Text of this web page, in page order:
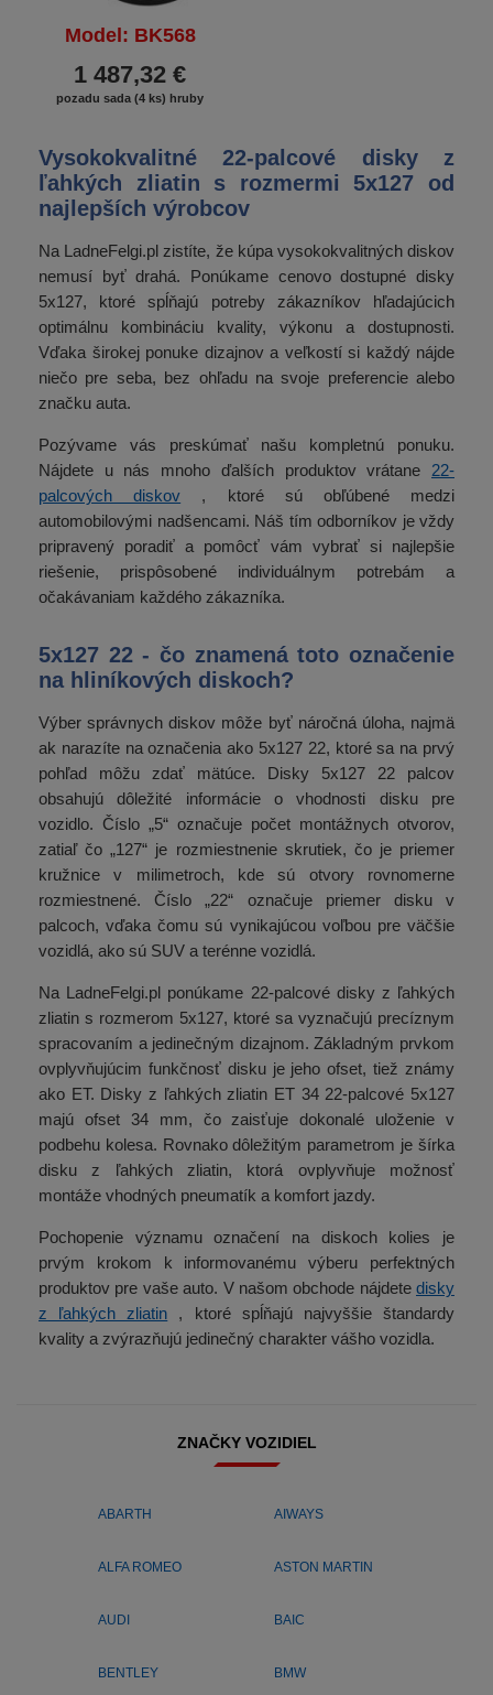
Model: BK568
1 487,32 €
pozadu sada (4 ks) hruby
Vysokokvalitné 22-palcové disky z
ľahkých zliatin s rozmermi 5x127 od
najlepších výrobcov
Na LadneFelgi.pl zistíte, že kúpa vysokokvalitných diskov
nemusí byť drahá. Ponúkame cenovo dostupné disky
5x127, ktoré spĺňajú potreby zákazníkov hľadajúcich
optimálnu kombináciu kvality, výkonu a dostupnosti.
Vďaka širokej ponuke dizajnov a veľkostí si každý nájde
niečo pre seba, bez ohľadu na svoje preferencie alebo
značku auta.
Pozývame vás preskúmať našu kompletnú ponuku.
Nájdete u nás mnoho ďalších produktov vrátane 22-
palcových diskov , ktoré sú obľúbené medzi
automobilovými nadšencami. Náš tím odborníkov je vždy
pripravený poradiť a pomôcť vám vybrať si najlepšie
riešenie, prispôsobené individuálnym potrebám a
očakávaniam každého zákazníka.
5x127 22 - čo znamená toto označenie
na hliníkových diskoch?
Výber správnych diskov môže byť náročná úloha, najmä
ak narazíte na označenia ako 5x127 22, ktoré sa na prvý
pohľad môžu zdať mätúce. Disky 5x127 22 palcov
obsahujú dôležité informácie o vhodnosti disku pre
vozidlo. Číslo „5“ označuje počet montážnych otvorov,
zatiaľ čo „127“ je rozmiestnenie skrutiek, čo je priemer
kružnice v milimetroch, kde sú otvory rovnomerne
rozmiestnené. Číslo „22“ označuje priemer disku v
palcoch, vďaka čomu sú vynikajúcou voľbou pre väčšie
vozidlá, ako sú SUV a terénne vozidlá.
Na LadneFelgi.pl ponúkame 22-palcové disky z ľahkých
zliatin s rozmerom 5x127, ktoré sa vyznačujú precíznym
spracovaním a jedinečným dizajnom. Základným prvkom
ovplyvňujúcim funkčnosť disku je jeho ofset, tiež známy
ako ET. Disky z ľahkých zliatin ET 34 22-palcové 5x127
majú ofset 34 mm, čo zaisťuje dokonalé uloženie v
podbehu kolesa. Rovnako dôležitým parametrom je šírka
disku z ľahkých zliatin, ktorá ovplyvňuje možnosť
montáže vhodných pneumatík a komfort jazdy.
Pochopenie významu označení na diskoch kolies je
prvým krokom k informovanému výberu perfektných
produktov pre vaše auto. V našom obchode nájdete disky
z ľahkých zliatin , ktoré spĺňajú najvyššie štandardy
kvality a zvýrazňujú jedinečný charakter vášho vozidla.
ZNAČKY VOZIDIEL
ABARTH AIWAYS
ALFA ROMEO ASTON MARTIN
AUDI BAIC
BENTLEY BMW